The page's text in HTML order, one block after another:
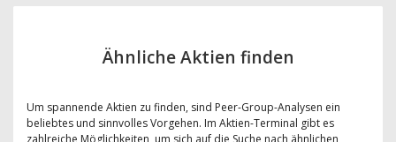
Ähnliche Aktien finden
Um spannende Aktien zu finden, sind Peer-Group-Analysen ein
beliebtes und sinnvolles Vorgehen. Im Aktien-Terminal gibt es